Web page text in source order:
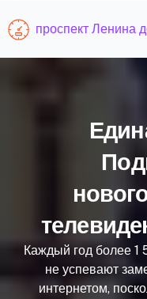
проспект Ленина
Каждый год более 1
не успевают
интернетом,